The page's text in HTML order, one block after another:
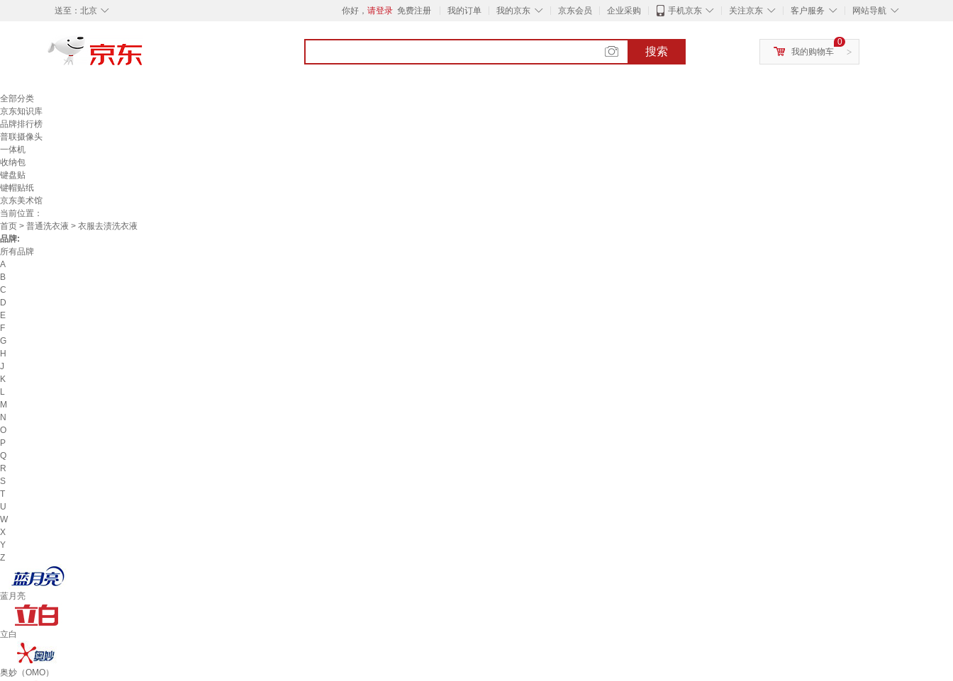
◇
送至： 北京 你好， 请登录 免费注册 我的订单 ◇
我的京东 京东会员 企业采购 ◇
手机京东 ◇
关注京东 ◇
客户服务 ◇
网站导航
搜索 >
0
我的购物车
全部分类
京东知识库
品牌排行榜
普联摄像头
一体机
收纳包
键盘贴
键帽贴纸
京东美术馆
当前位置：
首页 > 普通洗衣液 > 衣服去渍洗衣液
品牌:
所有品牌
A
B
C
D
E
F
G
H
J
K
L
M
N
O
P
Q
R
S
T
U
W
X
Y
Z
蓝月亮
立白
奥妙（OMO）